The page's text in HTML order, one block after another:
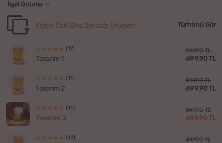
İlgili Ürünler
Kişiye Özel Bira Bardağı Ürünleri Tümünü Gör
(17)
Tasarım 1
849.90 TL
699.90 TL
(11)
Tasarım 2
849.90 TL
699.90 TL
(10)
Tasarım 3
849.90 TL
699.90 TL
(13) 849.90 TL